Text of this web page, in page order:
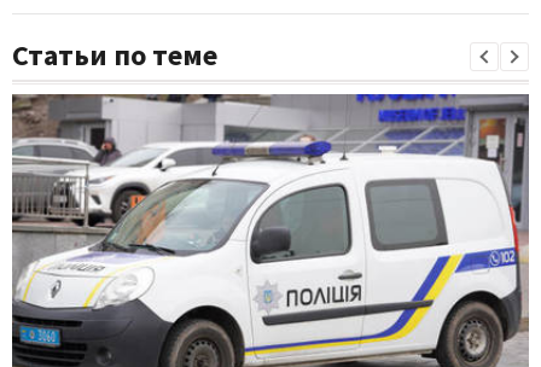
Статьи по теме